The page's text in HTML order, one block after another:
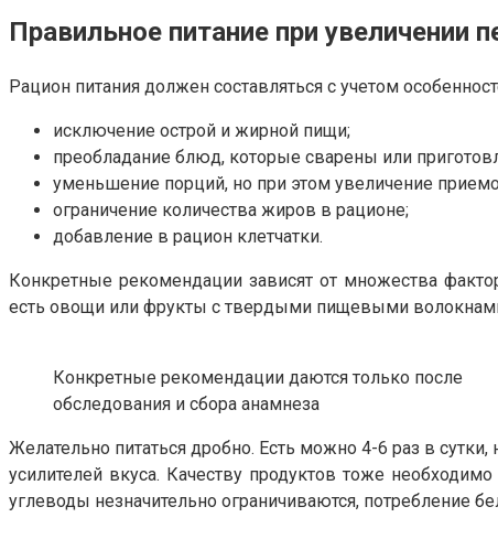
Правильное питание при увеличении
Рацион питания должен составляться с учетом
исключение острой и жирной пищи;
преобладание блюд, которые сварены или
уменьшение порций, но при этом увеличение
ограничение количества жиров в рационе;
добавление в рацион клетчатки.
Конкретные рекомендации зависят от множества
есть овощи или фрукты с твердыми пищевыми
Конкретные рекомендации даются только после
обследования и сбора анамнеза
Желательно питаться дробно. Есть можно 4-6 раз в
усилителей вкуса. Качеству продуктов тоже
углеводы незначительно ограничиваются, потребление